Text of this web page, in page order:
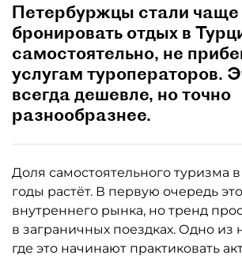
Петербуржцы стали чаще
бронировать отдых в
самостоятельно, не
услугам туроператоров.
всегда дешевле, но точно
разнообразнее.
Доля самостоятельного туризма
годы растёт. В первую очередь
внутреннего рынка, но тренд
в заграничных поездках. Одно из
где это начинают практиковать